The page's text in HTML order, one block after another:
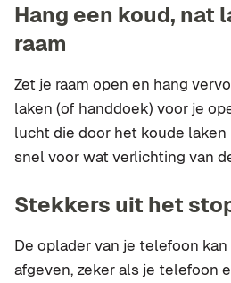
Hang een koud, nat
raam
Zet je raam open en hang
laken (of handdoek) voor je
lucht die door het koude
snel voor wat verlichting van
Stekkers uit het
De oplader van je telefoon
afgeven, zeker als je telefoon